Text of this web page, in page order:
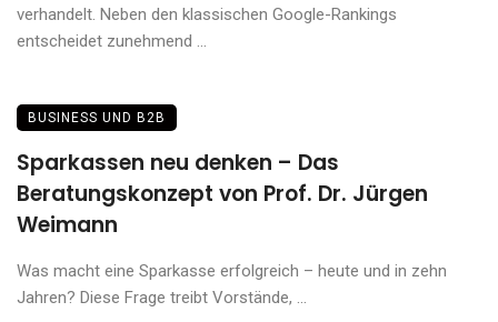
verhandelt. Neben den klassischen Google-Rankings
entscheidet zunehmend ...
BUSINESS UND B2B
Sparkassen neu denken – Das
Beratungskonzept von Prof. Dr. Jürgen
Weimann
Was macht eine Sparkasse erfolgreich – heute und in zehn
Jahren? Diese Frage treibt Vorstände, ...